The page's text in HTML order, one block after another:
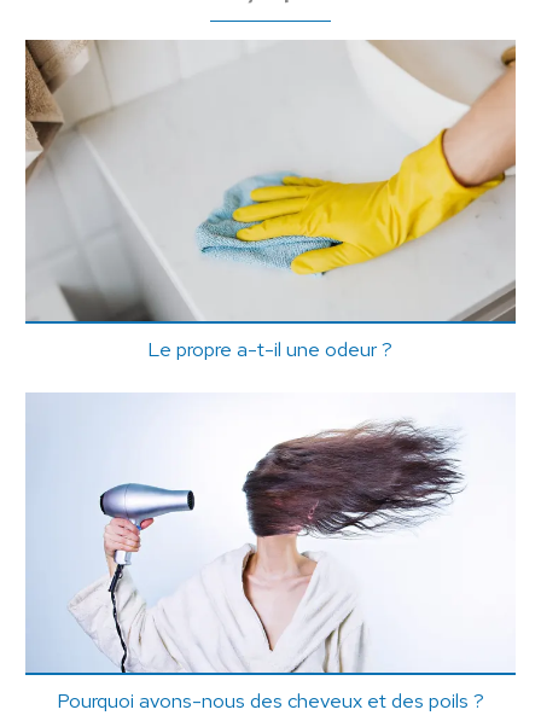
Le propre a-t-il une odeur ?
Pourquoi avons-nous des cheveux et des poils ?